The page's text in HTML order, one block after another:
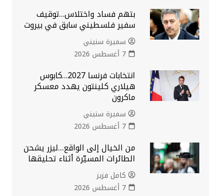
بتهم فساد واختلاس…توقيف
سفير فلسطيني سابق في بيروت
سميرة سنيني
7 أغسطس 2026
انتخابات فرنسا 2027…كابوس
هيلاري كلينتون يهدد معسكر
ماكرون
سميرة سنيني
7 أغسطس 2026
من الخيال إلى الواقع…ليزر يشحن
الطائرات المسيّرة أثناء تحليقها
كامل فزيز
7 أغسطس 2026